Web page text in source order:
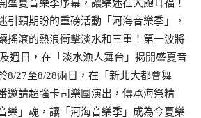
引頸期盼的重磅活動「河海音樂季」，
搖滾的熱浪衝擊淡水和三重！第一波將
週日，在「淡水漁人舞台」揭開盛夏音
8/27至8/28兩日，在「新北大都會舞
邀請超強卡司樂團演出，傳承海祭精
樂」魂，讓「河海音樂季」成為今夏樂